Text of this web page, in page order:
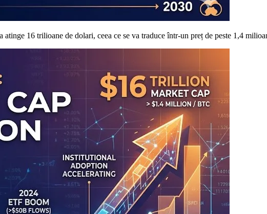
16 trilioane de dolari, ceea ce se va traduce într-un preț de peste 1,4